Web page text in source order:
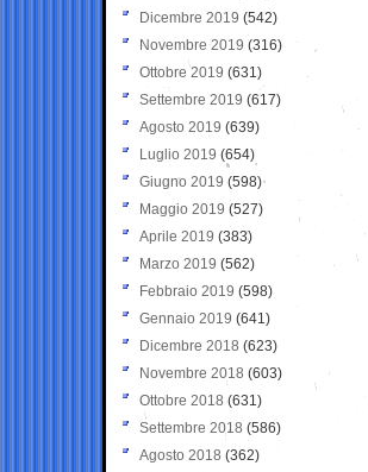
Dicembre 2019 (542)
Novembre 2019 (316)
Ottobre 2019 (631)
Settembre 2019 (617)
Agosto 2019 (639)
Luglio 2019 (654)
Giugno 2019 (598)
Maggio 2019 (527)
Aprile 2019 (383)
Marzo 2019 (562)
Febbraio 2019 (598)
Gennaio 2019 (641)
Dicembre 2018 (623)
Novembre 2018 (603)
Ottobre 2018 (631)
Settembre 2018 (586)
Agosto 2018 (362)